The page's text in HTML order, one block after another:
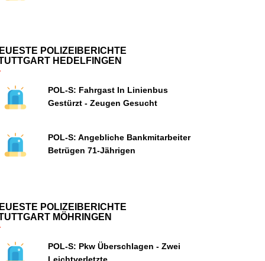
POLIZEIBERICHTE
HEDELFINGEN
POL-S: Fahrgast In Linienbus
Gestürzt - Zeugen Gesucht
POL-S: Angebliche Bankmitarbeiter
Betrügen 71-Jährigen
POLIZEIBERICHTE
MÖHRINGEN
POL-S: Pkw Überschlagen - Zwei